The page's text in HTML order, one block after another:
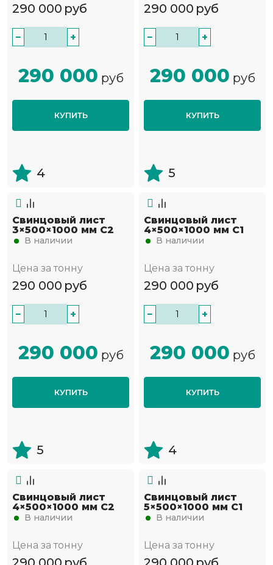
290 000 руб
− +
290 000 руб
КУПИТЬ
4
290 000 руб
− +
290 000 руб
КУПИТЬ
5
Свинцовый лист
3×500×1000 мм С2
В наличии
Цена за тонну
290 000 руб
− +
290 000 руб
КУПИТЬ
5
Свинцовый лист
4×500×1000 мм С1
В наличии
Цена за тонну
290 000 руб
− +
290 000 руб
КУПИТЬ
4
Свинцовый лист
4×500×1000 мм С2
В наличии
Цена за тонну
Свинцовый лист
5×500×1000 мм С1
В наличии
Цена за тонну